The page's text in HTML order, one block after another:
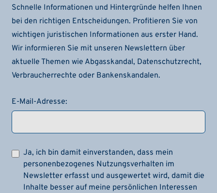
Schnelle Informationen und Hintergründe helfen Ihnen
bei den richtigen Entscheidungen. Profitieren Sie von
wichtigen juristischen Informationen aus erster Hand.
Wir informieren Sie mit unseren Newslettern über
aktuelle Themen wie Abgasskandal, Datenschutzrecht,
Verbraucherrechte oder Bankenskandalen.
E-Mail-Adresse:
Ja, ich bin damit einverstanden, dass mein
personenbezogenes Nutzungsverhalten im
Newsletter erfasst und ausgewertet wird, damit die
Inhalte besser auf meine persönlichen Interessen